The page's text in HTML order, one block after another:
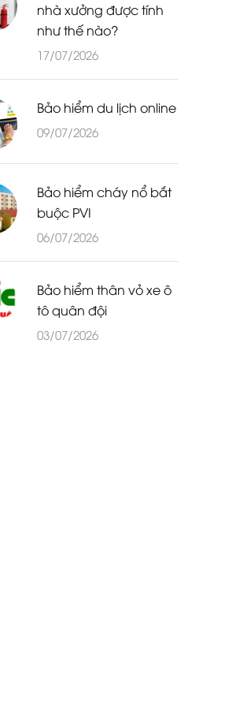
nhà xưởng được tính
như thế nào?
17/07/2026
Bảo hiểm du lịch online
09/07/2026
Bảo hiểm cháy nổ bắt
buộc PVI
06/07/2026
Bảo hiểm thân vỏ xe ô
tô quân đội
03/07/2026